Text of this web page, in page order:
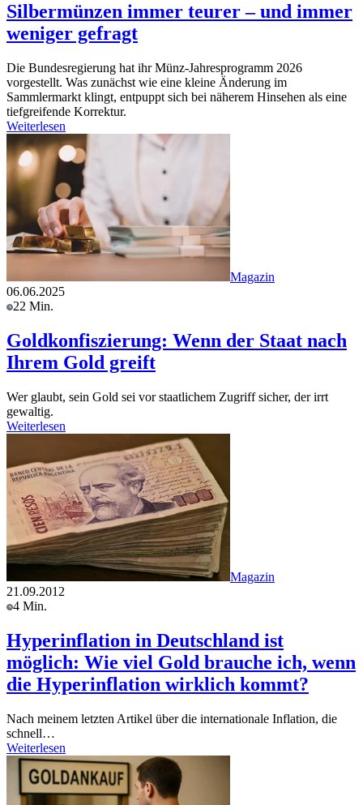
Silbermünzen immer teurer – und immer
weniger gefragt
Die Bundesregierung hat ihr Münz-Jahresprogramm 2026
vorgestellt. Was zunächst wie eine kleine Änderung im
Sammlermarkt klingt, entpuppt sich bei näherem Hinsehen als eine
tiefgreifende Korrektur.
Weiterlesen
Magazin
06.06.2025
22 Min.
Goldkonfiszierung: Wenn der Staat nach
Ihrem Gold greift
Wer glaubt, sein Gold sei vor staatlichem Zugriff sicher, der irrt
gewaltig.
Weiterlesen
Magazin
21.09.2012
4 Min.
Hyperinflation in Deutschland ist
möglich: Wie viel Gold brauche ich, wenn
die Hyperinflation wirklich kommt?
Nach meinem letzten Artikel über die internationale Inflation, die
schnell…
Weiterlesen